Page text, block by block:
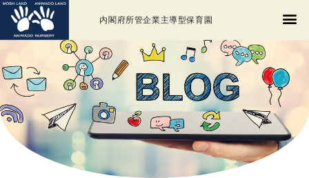
内閣府所管企業主導型保育園